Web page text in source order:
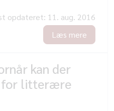
opdateret: 11. aug. 2016
Læs mere
kan der
for litterære